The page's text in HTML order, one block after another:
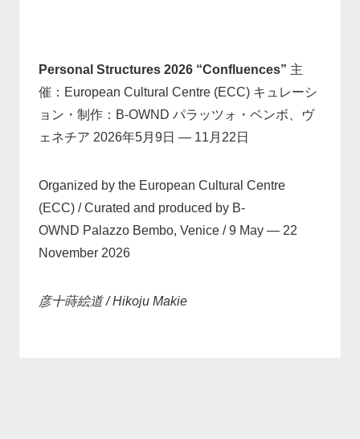
Personal Structures 2026 “Confluences” 主
催：European Cultural Centre (ECC) キュレーシ
ョン・制作：B-OWND パラッツォ・ベンボ、ヴ
ェネチア 2026年5月9日 — 11月22日
Organized by the European Cultural Centre
(ECC) / Curated and produced by B-
OWND Palazzo Bembo, Venice / 9 May — 22
November 2026
彦十蒔絵道 / Hikoju Makie